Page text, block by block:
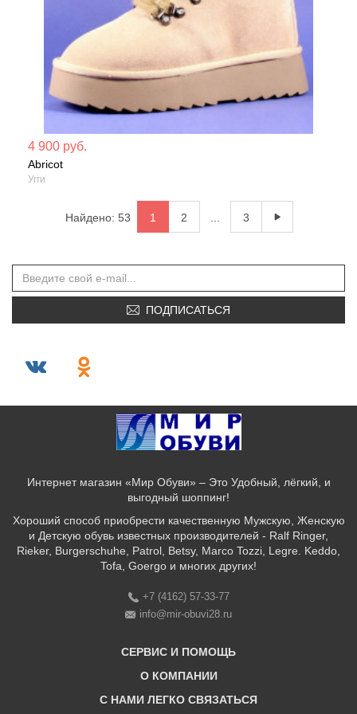
4 900 руб.
Abricot
Угги
Найдено: 53 1 2 3
ПОДПИСАТЬСЯ
Интернет магазин «Мир Обуви» – Это Удобный, лёгкий, и
выгодный шоппинг!
Хороший способ приобрести качественную Мужскую, Женскую
и Детскую обувь известных производителей - Ralf Ringer,
Rieker, Burgerschuhe, Patrol, Betsy, Marco Tozzi, Legre. Keddo,
Tofa, Goergo и многих других!
+7 (4162) 57-33-77
info@mir-obuvi28.ru
СЕРВИС И ПОМОЩЬ
Бонусная программа
О КОМПАНИИ
C НАМИ ЛЕГКО СВЯЗАТЬСЯ